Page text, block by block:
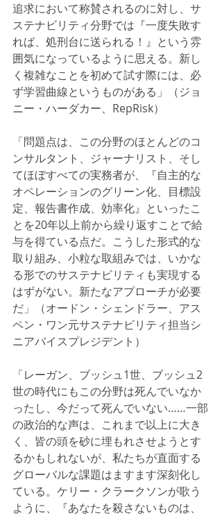
追求において称賛されるのに対し、サ
ステナビリティ分野では『一度失敗す
れば、処刑台に送られる！』という雰
囲気になっているように思える。新し
く複雑なことを初めて試す際には、必
ず学習曲線というものがある」（ジョ
ニー・ハーダカー、RepRisk）
「問題点は、この分野のほとんどのコ
ンサルタント、ジャーナリスト、そし
てほぼすべての実務者が、『自主的な
オペレーションのグリーン化、目標設
定、報告書作成、効率化』といったこ
とを20年以上前から繰り返すことで給
与を得ている点だ。こうした形式的な
取り組み、小粒な取組みでは、いかな
る形でのサステナビリティも実現する
はずがない。新たなアプローチが必要
だ」（オードン・シェンドラー、アス
ペン・ワン元サステナビリティ担当シ
ニアバイスプレジデント）
「レーガン、ブッシュ1世、ブッシュ2
世の時代にもこの分野は死んでいなか
ったし、今だって死んでいない……一部
の政治的な声は、これまで以上に大き
く、皆の頭を砂に埋もれさせようとす
るかもしれないが、私たちが直面する
グローバルな課題はますます深刻化し
ている。ケリー・クラークソンが歌う
ように、『あなたを殺さないものは、